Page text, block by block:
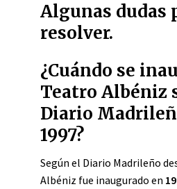
Algunas dudas
resolver.
¿Cuándo se
Teatro Albéniz
Diario
1997?
Según el Diario Madrileño
Albéniz fue inaugurado en